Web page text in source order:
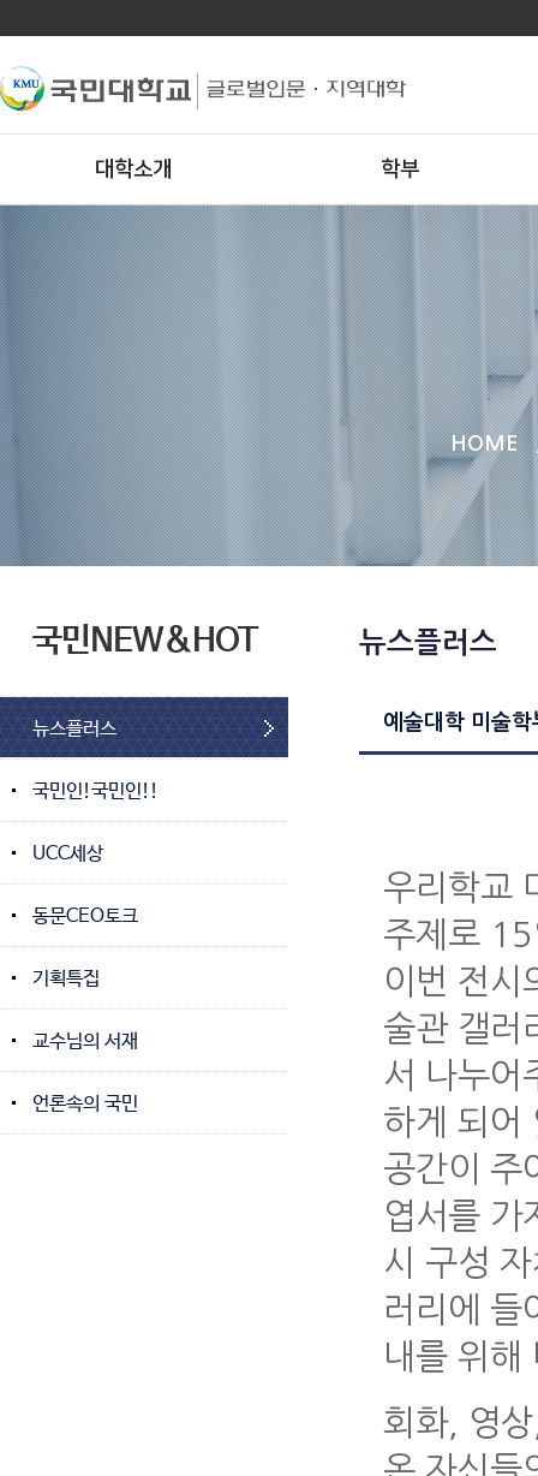
대학소개 학부
HOME
국민NEW&HOT
뉴스플러스
국민인!국민인!!
UCC세상
동문CEO토크
기획특집
교수님의 서재
언론속의 국민
뉴스플러스
예술대학 미술
우리학교
주제로
이번 전시
술관 갤러
서 나누어
하게 되어
공간이 주
엽서를 가
시 구성
러리에 들
내를 위해
회화, 영